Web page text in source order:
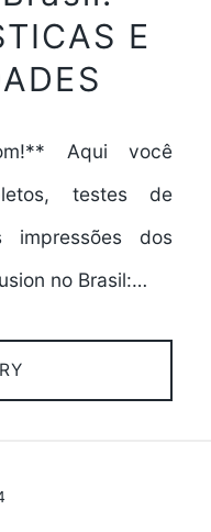
E
Aqui você
testes de
impressões dos
no Brasil:…